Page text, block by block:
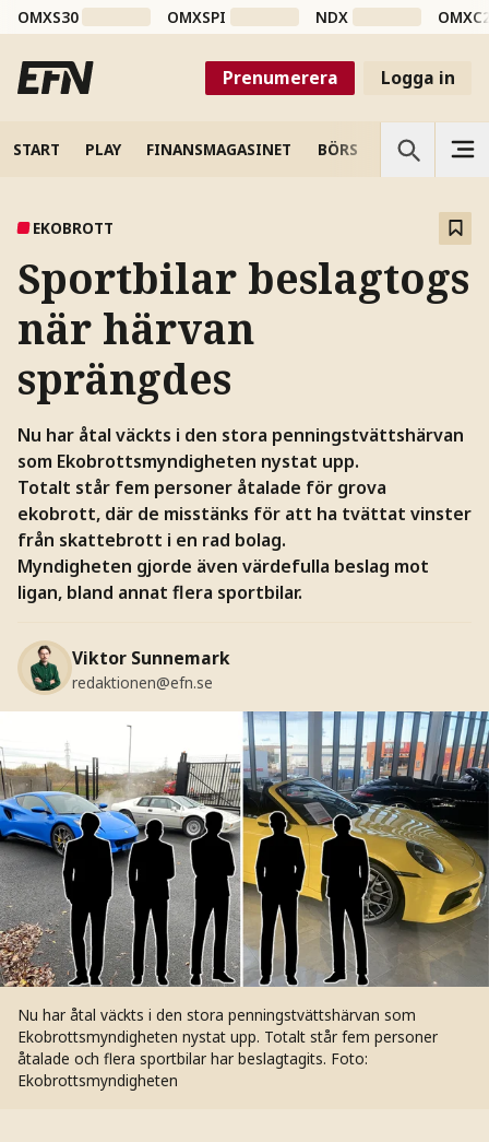
OMXS30 OMXSPI NDX
Prenumerera Logga in
START PLAY FINANSMAGASINET BÖRS VETENSKAP
EKOBROTT
Sportbilar beslagtogs
när härvan
sprängdes
Nu har åtal väckts i den stora penningstvättshärvan
som Ekobrottsmyndigheten nystat upp.
Totalt står fem personer åtalade för grova
ekobrott, där de misstänks för att ha tvättat vinster
från skattebrott i en rad bolag.
Myndigheten gjorde även värdefulla beslag mot
ligan, bland annat flera sportbilar.
Viktor Sunnemark
redaktionen@efn.se
Nu har åtal väckts i den stora penningstvättshärvan som
Ekobrottsmyndigheten nystat upp. Totalt står fem personer
åtalade och flera sportbilar har beslagtagits. Foto:
Ekobrottsmyndigheten